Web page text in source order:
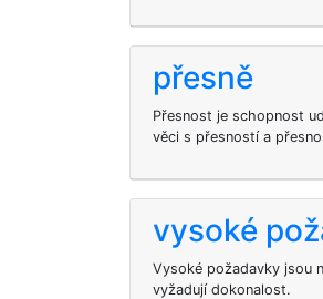
přesně
Přesnost je schopnost
věci s přesností a
vysoké
Vysoké požadavky jsou
vyžadují dokonalost.